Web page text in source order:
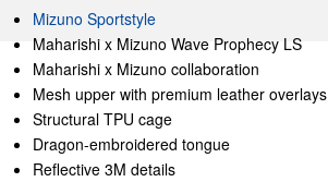
Mizuno Sportstyle
Maharishi x Mizuno Wave Prophecy LS
Maharishi x Mizuno collaboration
Mesh upper with premium leather overlays
Structural TPU cage
Dragon-embroidered tongue
Reflective 3M details